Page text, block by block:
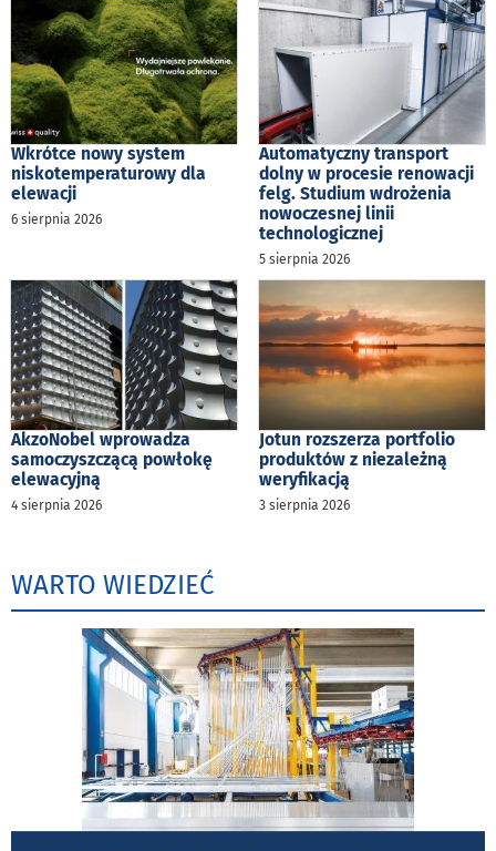
Wkrótce nowy system
niskotemperaturowy dla
elewacji
6 sierpnia 2026
Automatyczny transport
dolny w procesie renowacji
felg. Studium wdrożenia
nowoczesnej linii
technologicznej
5 sierpnia 2026
AkzoNobel wprowadza
samoczyszczącą powłokę
elewacyjną
4 sierpnia 2026
Jotun rozszerza portfolio
produktów z niezależną
weryfikacją
3 sierpnia 2026
WARTO WIEDZIEĆ